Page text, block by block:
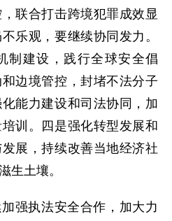
联合打击跨境犯罪成效显
乐观，要继续协同发力。
制建设，践行全球安全倡
边境管控，封堵不法分子
能力建设和司法协同，加
训。四是强化转型发展和
展，持续改善当地经济社
生土壤。
强执法安全合作，加大力